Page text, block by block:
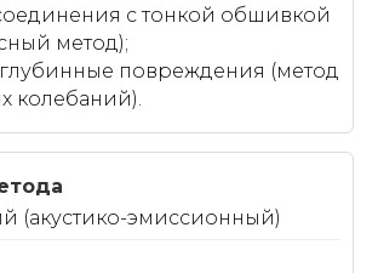
с тонкой обшивкой
метод);
повреждения (метод
колебаний).
(акустико-эмиссионный)